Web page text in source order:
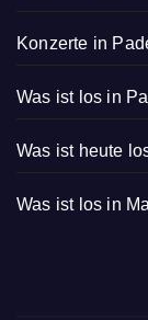
Konzerte in
Was ist los in
Was ist heute
Was ist los in